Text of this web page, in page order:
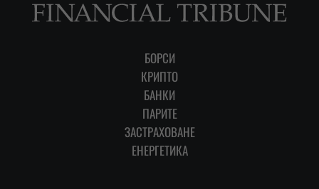
БОРСИ
КРИПТО
БАНКИ
ПАРИТЕ
ЗАСТРАХОВАНЕ
ЕНЕРГЕТИКА